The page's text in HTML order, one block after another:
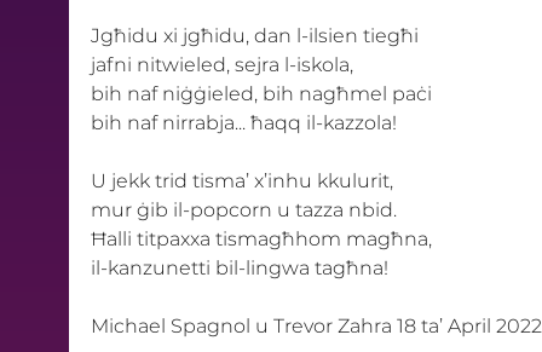
Jgħidu xi jgħidu, dan l-ilsien tiegħi
jafni nitwieled, sejra l-iskola,
bih naf niġġieled, bih nagħmel paċi
bih naf nirrabja... ħaqq il-kazzola!
U jekk trid tisma’ x’inhu kkulurit,
mur ġib il-popcorn u tazza nbid.
Ħalli titpaxxa tismagħhom magħna,
il-kanzunetti bil-lingwa tagħna!
Michael Spagnol u Trevor Zahra 18 ta’ April 2022